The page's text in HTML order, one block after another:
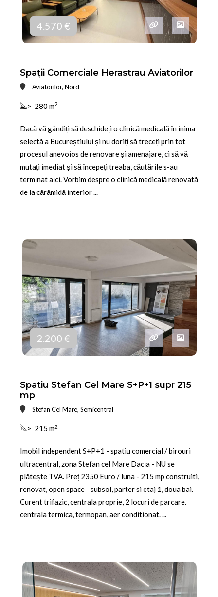
4.570 €
Spații Comerciale Herastrau Aviatorilor
Aviatorilor, Nord
> 280 m2
Dacă vă gândiți să deschideți o clinică medicală în inima
selectă a Bucureștiului și nu doriți să treceți prin tot
procesul anevoios de renovare și amenajare, ci să vă
mutați imediat și să începeți treaba, căutările s-au
terminat aici. Vorbim despre o clinică medicală renovată
de la cărămidă interior ...
2.200 €
Spatiu Stefan Cel Mare S+P+1 supr 215
mp
Stefan Cel Mare, Semicentral
> 215 m2
Imobil independent S+P+1 - spatiu comercial / birouri
ultracentral, zona Stefan cel Mare Dacia - NU se
plătește TVA. Preț 2350 Euro / luna - 215 mp construiti,
renovat, open space - subsol, parter si etaj 1, doua bai.
Curent trifazic, centrala proprie, 2 locuri de parcare.
centrala termica, termopan, aer conditionat. ...